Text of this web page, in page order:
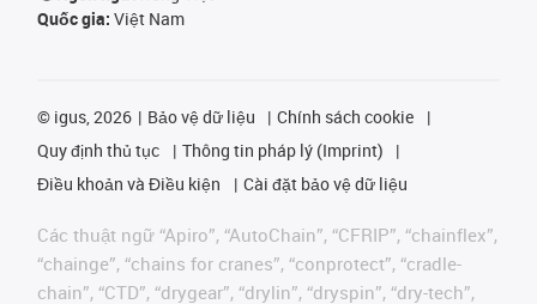
Quốc gia: Việt Nam
© igus, 2026 Bảo vệ dữ liệu
Chính sách cookie
Quy định thủ tục
Thông tin pháp lý (Imprint)
Điều khoản và Điều kiện
Cài đặt bảo vệ dữ liệu
Các thuật ngữ “Apiro”, “AutoChain”, “CFRIP”, “chainflex”,
“chainge”, “chains for cranes”, “conprotect”, “cradle-
chain”, “CTD”, “drygear”, “drylin”, “dryspin”, “dry-tech”,